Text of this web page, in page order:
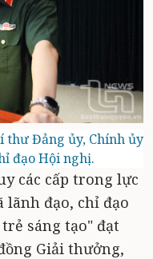
thư Đảng ủy, Chính ủy
đạo Hội nghị.
các cấp trong lực
đạo, chỉ đạo
sáng tạo" đạt
Giải thưởng,